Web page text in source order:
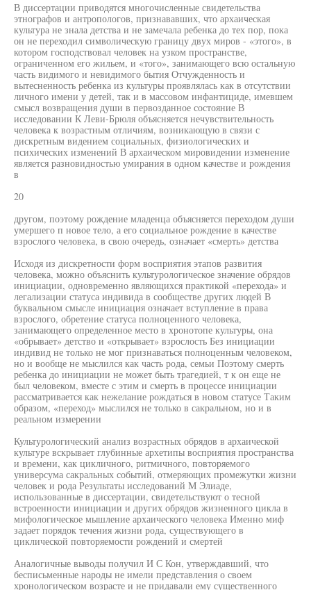
В диссертации приводятся многочисленные свидетельства
этнографов и антропологов, признававших, что архаическая
культура не знала детства и не замечала ребенка до тех пор, пока
он не переходил символическую границу двух миров - «этого», в
котором господствовал человек на узком пространстве,
ограниченном его жильем, и «того», занимающего всю остальную
часть видимого и невидимого бытия Отчужденность и
вытесненность ребенка из культуры проявлялась как в отсутствии
личного имени у детей, так и в массовом инфантициде, имевшем
смысл возвращения души в первозданное состояние В
исследовании К Леви-Брюля объясняется нечувствительность
человека к возрастным отличиям, возникающую в связи с
дискретным видением социальных, физиологических и
психических изменений В архаическом мировидении изменение
является разновидностью умирания в одном качестве и рождения
в
20
другом, поэтому рождение младенца объясняется переходом души
умершего п новое тело, а его социальное рождение в качестве
взрослого человека, в свою очередь, означает «смерть» детства
Исходя из дискретности форм восприятия этапов развития
человека, можно объяснить культурологическое значение обрядов
инициации, одновременно являющихся практикой «перехода» и
легализации статуса индивида в сообществе других людей В
буквальном смысле инициация означает вступление в права
взрослого, обретение статуса полноценного человека,
занимающего определенное место в хронотопе культуры, она
«обрывает» детство и «открывает» взрослость Без инициации
индивид не только не мог признаваться полноценным человеком,
но и вообще не мыслился как часть рода, семьи Поэтому смерть
ребенка до инициации не может быть трагедией, т к он еще не
был человеком, вместе с этим и смерть в процессе инициации
рассматривается как нежелание рождаться в новом статусе Таким
образом, «переход» мыслился не только в сакральном, но и в
реальном измерении
Культурологический анализ возрастных обрядов в архаической
культуре вскрывает глубинные архетипы восприятия пространства
и времени, как цикличного, ритмичного, повторяемого
универсума сакральных событий, отмеряющих промежутки жизни
человек и рода Результаты исследований М Элиаде,
использованные в диссертации, свидетельствуют о тесной
встроенности инициации и других обрядов жизненного цикла в
мифологическое мышление архаического человека Именно миф
задает порядок течения жизни рода, существующего в
циклической повторяемости рождений и смертей
Аналогичные выводы получил И С Кон, утверждавший, что
бесписьменные народы не имели представления о своем
хронологическом возрасте и не придавали ему существенного